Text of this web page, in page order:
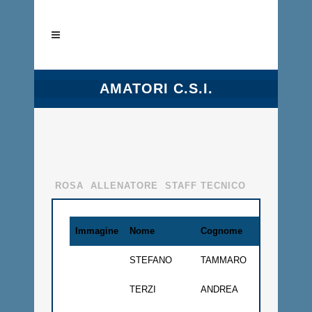
AMATORI C.S.I.
ROSA ALLENATORE STAFF TECNICO
Immagine Nome Cognome
STEFANO TAMMARO
TERZI ANDREA